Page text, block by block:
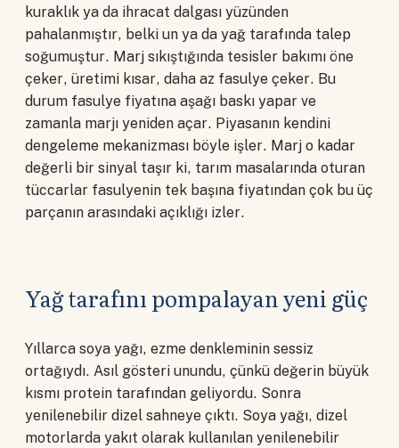
kuraklık ya da ihracat dalgası yüzünden
pahalanmıştır, belki un ya da yağ tarafında talep
soğumuştur. Marj sıkıştığında tesisler bakımı öne
çeker, üretimi kısar, daha az fasulye çeker. Bu
durum fasulye fiyatına aşağı baskı yapar ve
zamanla marjı yeniden açar. Piyasanın kendini
dengeleme mekanizması böyle işler. Marj o kadar
değerli bir sinyal taşır ki, tarım masalarında oturan
tüccarlar fasulyenin tek başına fiyatından çok bu üç
parçanın arasındaki açıklığı izler.
Yağ tarafını pompalayan yeni güç
Yıllarca soya yağı, ezme denkleminin sessiz
ortağıydı. Asıl gösteri unundu, çünkü değerin büyük
kısmı protein tarafından geliyordu. Sonra
yenilenebilir dizel sahneye çıktı. Soya yağı, dizel
motorlarda yakıt olarak kullanılan yenilenebilir